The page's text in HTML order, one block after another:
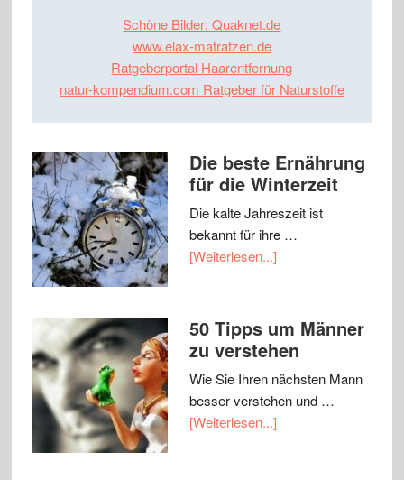
Schöne Bilder: Quaknet.de
www.elax-matratzen.de
Ratgeberportal Haarentfernung
natur-kompendium.com Ratgeber für Naturstoffe
Die beste Ernährung
für die Winterzeit
Die kalte Jahreszeit ist
bekannt für ihre …
[Weiterlesen...]
50 Tipps um Männer
zu verstehen
Wie Sie Ihren nächsten Mann
besser verstehen und …
[Weiterlesen...]